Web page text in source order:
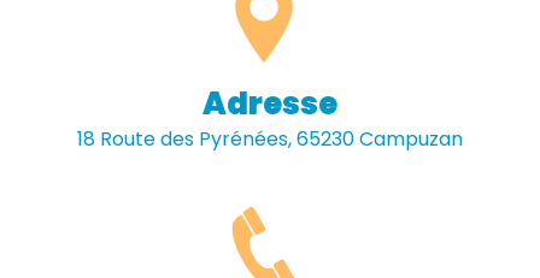
Adresse
18 Route des Pyrénées, 65230 Campuzan